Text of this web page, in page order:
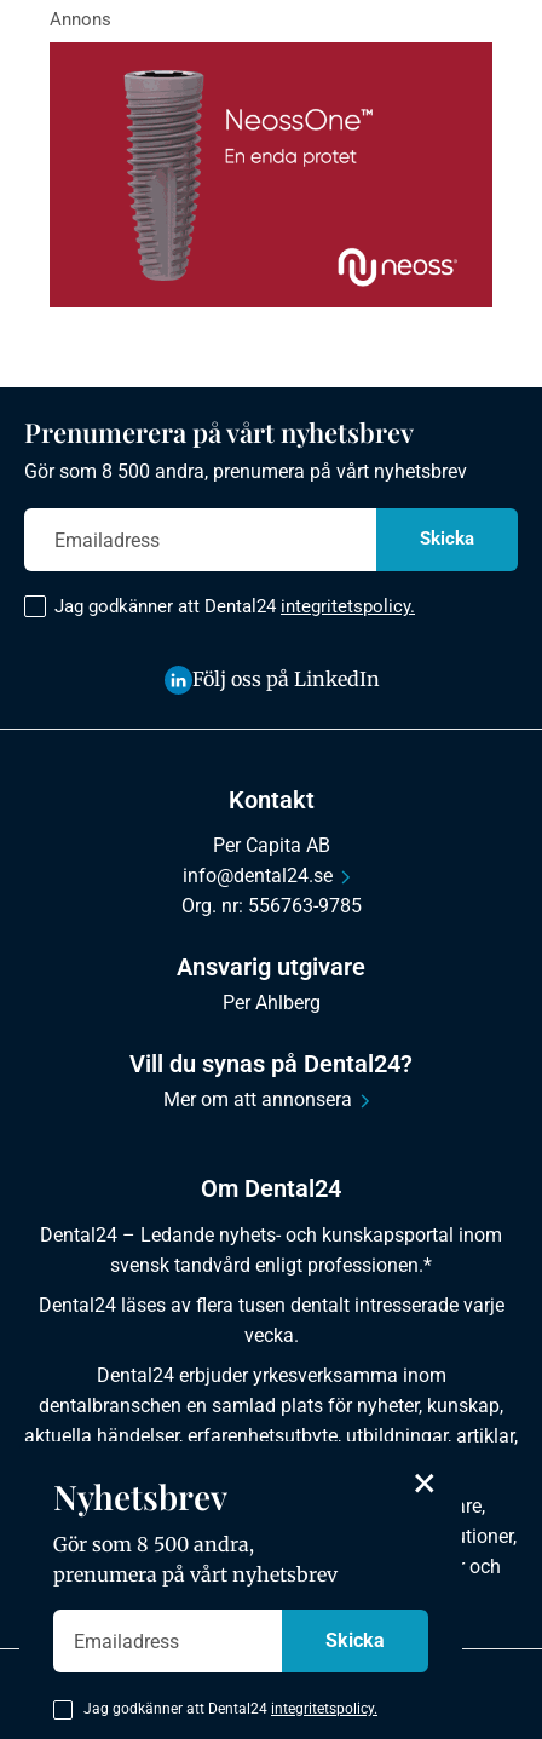
Om Dental24
Dental24 – Ledande nyhets- och kunskapsportal inom
svensk tandvård enligt professionen.*
Dental24 läses av flera tusen dentalt intresserade varje
vecka.
Dental24 erbjuder yrkesverksamma inom
dentalbranschen en samlad plats för nyheter, kunskap,
aktuella händelser, erfarenhetsutbyte, utbildningar, artiklar,
Dental24 produceras i samverkan med tandläkare,
tandhygienister, tandsköterskor, tandtekniker, institutioner,
kursgivare, föreningar, organisationer, leverantörer och
Kontakt
Per Capita AB
info@dental24.se
Org. nr: 556763-9785
Ansvarig utgivare
Per Ahlberg
Vill du synas på Dental24?
Mer om att annonsera
Prenumerera på vårt nyhetsbrev
Gör som 8 500 andra, prenumera på vårt nyhetsbrev
Jag godkänner att Dental24 integritetspolicy.
Följ oss på LinkedIn
Copyright © 2026 Dental24. All rights reserved.
×
Nyhetsbrev
Gör som 8 500 andra,
prenumera på vårt nyhetsbrev
Jag godkänner att Dental24 integritetspolicy.